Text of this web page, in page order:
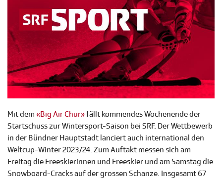
Mit dem «Big Air Chur»fällt kommendes Wochenende der
Startschuss zur Wintersport-Saison bei SRF. Der Wettbewerb
in der Bündner Hauptstadt lanciert auch international den
Weltcup-Winter 2023/24. Zum Auftakt messen sich am
Freitag die Freeskierinnen und Freeskier und am Samstag die
Snowboard-Cracks auf der grossen Schanze. Insgesamt 67